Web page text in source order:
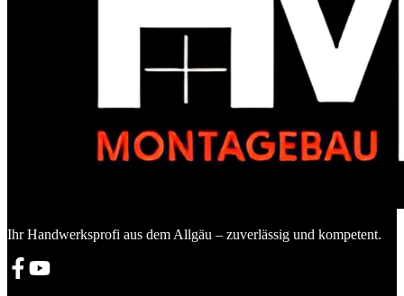
Ihr Handwerksprofi aus dem Allgäu – zuverlässig und kompetent.